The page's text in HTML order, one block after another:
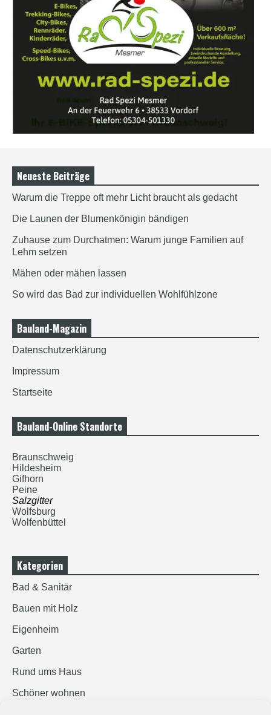
Neueste Beiträge
Warum die Treppe oft mehr Licht braucht als gedacht
Die Launen der Blumenkönigin bändigen
Zuhause zum Durchatmen: Warum junge Familien auf
Lehm setzen
Mähen oder mähen lassen
So wird das Bad zur individuellen Wohlfühlzone
Bauland-Magazin
Datenschutzerklärung
Impressum
Startseite
Bauland-Online Standorte
Braunschweig
Hildesheim
Gifhorn
Peine
Salzgitter
Wolfsburg
Wolfenbüttel
Kategorien
Bad & Sanitär
Bauen mit Holz
Eigenheim
Garten
Rund ums Haus
Schöner wohnen